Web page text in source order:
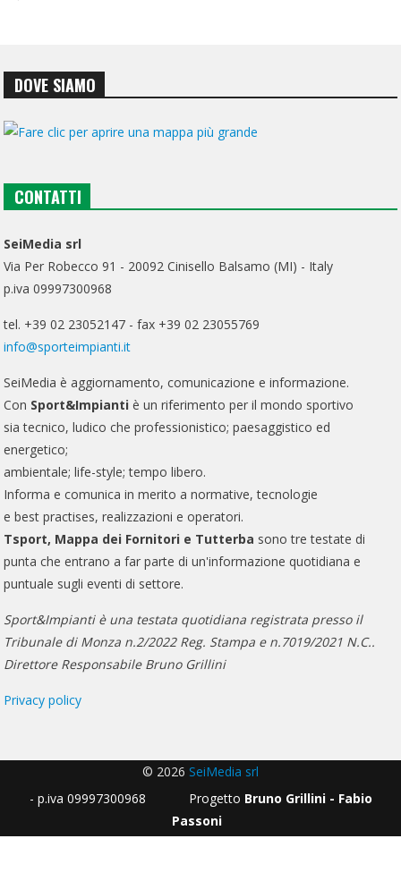
DOVE SIAMO
CONTATTI
SeiMedia srl
Via Per Robecco 91 - 20092 Cinisello Balsamo (MI) - Italy
p.iva 09997300968
tel. +39 02 23052147 - fax +39 02 23055769
info@sporteimpianti.it
SeiMedia è aggiornamento, comunicazione e informazione.
Con Sport&Impianti è un riferimento per il mondo sportivo
sia tecnico, ludico che professionistico; paesaggistico ed
energetico;
ambientale; life-style; tempo libero.
Informa e comunica in merito a normative, tecnologie
e best practises, realizzazioni e operatori.
Tsport, Mappa dei Fornitori e Tutterba sono tre testate di
punta che entrano a far parte di un'informazione quotidiana e
puntuale sugli eventi di settore.
Sport&Impianti è una testata quotidiana registrata presso il
Tribunale di Monza n.2/2022 Reg. Stampa e n.7019/2021 N.C..
Direttore Responsabile Bruno Grillini
Privacy policy
© 2026 SeiMedia srl
- p.iva 09997300968 Progetto Bruno Grillini - Fabio
Passoni